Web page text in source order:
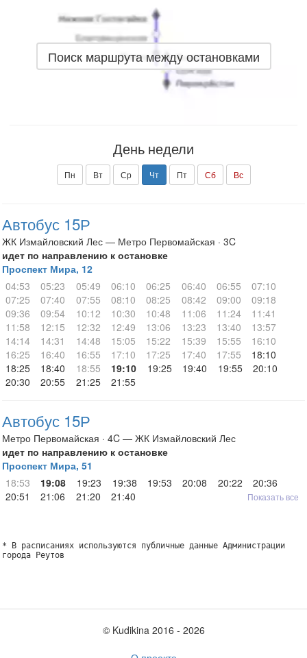
Поиск маршрута между остановками
День недели
Пн Вт Ср Чт Пт Сб Вс
Автобус 15Р
ЖК Измайловский Лес — Метро Первомайская · 3C
идет по направлению к остановке
Проспект Мира, 12
04:53
05:23 05:49 06:10 06:25 06:40 06:55
07:10
07:25
07:40 07:55 08:10 08:25 08:42 09:00
09:18
09:36
09:54 10:12 10:30 10:48 11:06 11:24
11:41
11:58
12:15 12:32 12:49 13:06 13:23 13:40
13:57
14:14
14:31 14:48 15:05 15:22 15:39 15:55
16:10
16:25
16:40 16:55 17:10 17:25 17:40 17:55
18:10
18:25
18:40 18:55 19:10 19:25 19:40 19:55
20:10
20:30
20:55 21:25 21:55
Автобус 15Р
Метро Первомайская · 4C — ЖК Измайловский Лес
идет по направлению к остановке
Проспект Мира, 51
18:53
19:08 19:23 19:38 19:53 20:08 20:22
20:36
20:51
21:06 21:20 21:40 Показать все
* В расписаниях используются публичные данные Администрации
города Реутов
© Kudikina 2016 ‐ 2026